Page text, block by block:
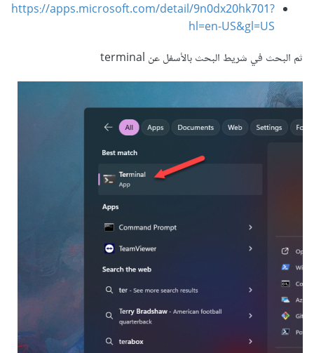
https://apps.microsoft.com/detail/9n0dx20hk701?
hl=en-US&gl=US
ثم البحث في شريط البحث بالأسفل عن terminal